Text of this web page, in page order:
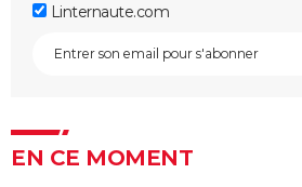
Linternaute.com
EN CE MOMENT